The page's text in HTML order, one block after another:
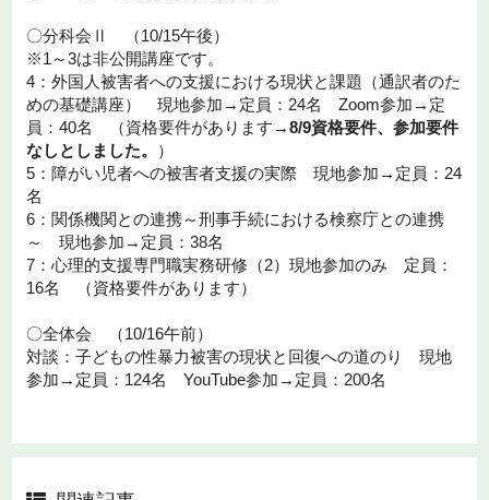
〇分科会Ⅱ （10/15午後）
※1～3は非公開講座です。
4：外国人被害者への支援における現状と課題（通訳者のた
めの基礎講座） 現地参加→定員：24名 Zoom参加→定
員：40名 （資格要件があります→8/9資格要件、参加要件
なしとしました。
）
5：障がい児者への被害者支援の実際 現地参加→定員：24
名
6：関係機関との連携～刑事手続における検察庁との連携
～ 現地参加→定員：38名
7：心理的支援専門職実務研修（2）現地参加のみ 定員：
16名 （資格要件があります）
〇全体会 （10/16午前）
対談：子どもの性暴力被害の現状と回復への道のり 現地
参加→定員：124名 YouTube参加→定員：200名